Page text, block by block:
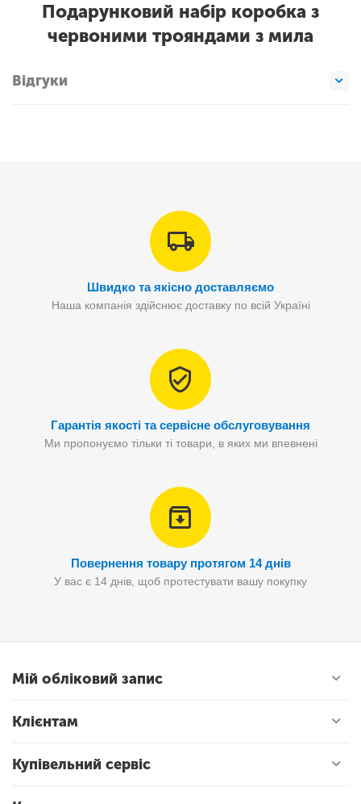
Подарунковий набір коробка з
червоними трояндами з мила
Відгуки
Швидко та якісно доставляємо
Наша компанія здійснює доставку по всій Україні
Гарантія якості та сервісне обслуговування
Ми пропонуємо тільки ті товари, в яких ми впевнені
Повернення товару протягом 14 днів
У вас є 14 днів, щоб протестувати вашу покупку
Мій обліковий запис
Клієнтам
Купівельний сервіс